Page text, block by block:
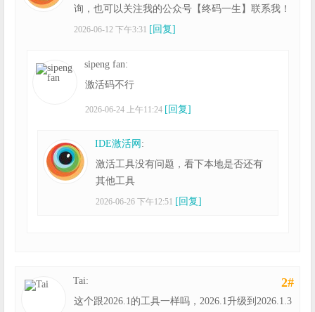
询，也可以关注我的公众号【终码一生】联系我！
2026-06-12 下午3:31 [回复]
sipeng fan:
激活码不行
2026-06-24 上午11:24 [回复]
IDE激活网 :
激活工具没有问题，看下本地是否还有
其他工具
2026-06-26 下午12:51 [回复]
2#
Tai:
这个跟2026.1的工具一样吗，2026.1升级到2026.1.3